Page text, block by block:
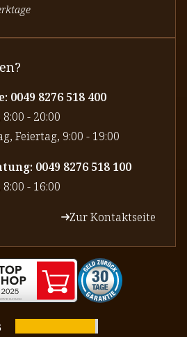
8276 518 400
- 20:00
Feiertag, 9:00 - 19:00
0049 8276 518 100
- 16:00
Zur Kontaktseite